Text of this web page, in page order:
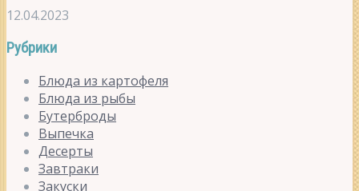
12.04.2023
Рубрики
Блюда из картофеля
Блюда из рыбы
Бутерброды
Выпечка
Десерты
Завтраки
Закуски